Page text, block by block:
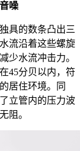
噪
具的数条凸出三
流沿着这些螺旋
少水流冲击力。
45分贝以内，符
居住环境。同
立管内的压力波
阻。